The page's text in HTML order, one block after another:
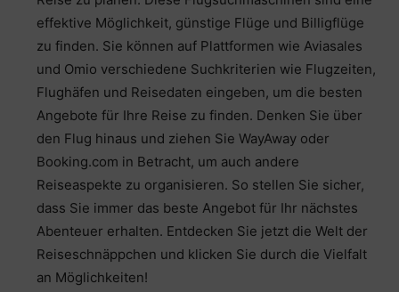
effektive Möglichkeit, günstige Flüge und Billigflüge
zu finden. Sie können auf Plattformen wie Aviasales
und Omio verschiedene Suchkriterien wie Flugzeiten,
Flughäfen und Reisedaten eingeben, um die besten
Angebote für Ihre Reise zu finden. Denken Sie über
den Flug hinaus und ziehen Sie WayAway oder
Booking.com in Betracht, um auch andere
Reiseaspekte zu organisieren. So stellen Sie sicher,
dass Sie immer das beste Angebot für Ihr nächstes
Abenteuer erhalten. Entdecken Sie jetzt die Welt der
Reiseschnäppchen und klicken Sie durch die Vielfalt
an Möglichkeiten!